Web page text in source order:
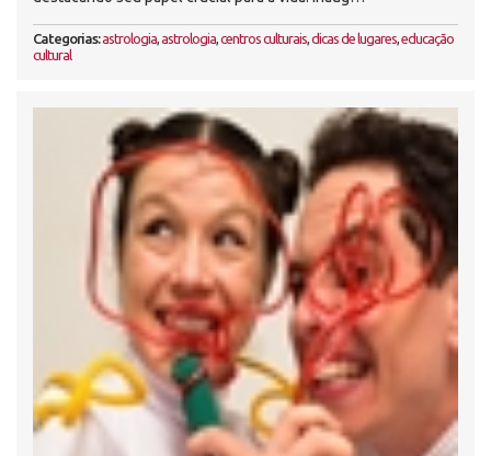
Categorias:astrologia,astrologia,centros culturais,dicas de lugares,educação
cultural